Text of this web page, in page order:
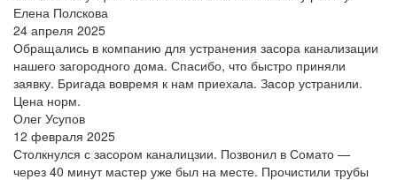
Елена Полскова
24 апреля 2025
Обращались в компанию для устранения засора канализации
нашего загородного дома. Спасибо, что быстро приняли
заявку. Бригада вовремя к нам приехала. Засор устранили.
Цена норм.
Олег Усупов
12 февраля 2025
Столкнулся с засором каналицзии. Позвонил в Сомато —
через 40 минут мастер уже был на месте. Прочистили трубы